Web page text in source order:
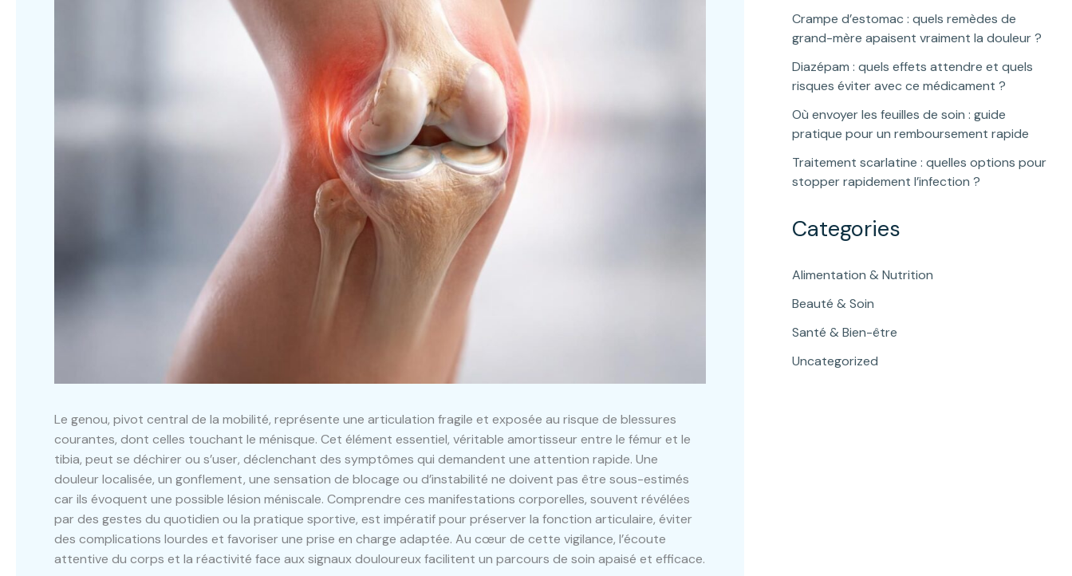
Le genou, pivot central de la mobilité, représente une articulation fragile et exposée au risque de blessures
courantes, dont celles touchant le ménisque. Cet élément essentiel, véritable amortisseur entre le fémur et le
tibia, peut se déchirer ou s’user, déclenchant des symptômes qui demandent une attention rapide. Une
douleur localisée, un gonflement, une sensation de blocage ou d’instabilité ne doivent pas être sous-estimés
car ils évoquent une possible lésion méniscale. Comprendre ces manifestations corporelles, souvent révélées
par des gestes du quotidien ou la pratique sportive, est impératif pour préserver la fonction articulaire, éviter
des complications lourdes et favoriser une prise en charge adaptée. Au cœur de cette vigilance, l’écoute
attentive du corps et la réactivité face aux signaux douloureux facilitent un parcours de soin apaisé et efficace.
Crampe d’estomac : quels remèdes de
grand-mère apaisent vraiment la douleur ?
Diazépam : quels effets attendre et quels
risques éviter avec ce médicament ?
Où envoyer les feuilles de soin : guide
pratique pour un remboursement rapide
Traitement scarlatine : quelles options pour
stopper rapidement l’infection ?
Categories
Alimentation & Nutrition
Beauté & Soin
Santé & Bien-être
Uncategorized